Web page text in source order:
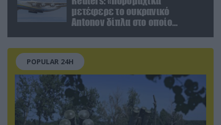
μετέφερε το ουκρανικό
Antonov δίπλα στο οποίο
POPULAR 24H